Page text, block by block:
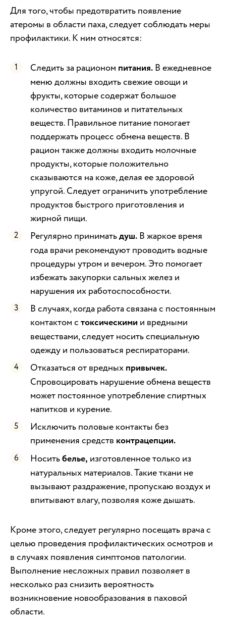
Для того, чтобы предотвратить появление
атеромы в области паха, следует соблюдать меры
профилактики. К ним относятся:
Следить за рационом питания. В ежедневное
меню должны входить свежие овощи и
фрукты, которые содержат большое
количество витаминов и питательных
веществ. Правильное питание помогает
поддержать процесс обмена веществ. В
рацион также должны входить молочные
продукты, которые положительно
сказываются на коже, делая ее здоровой
упругой. Следует ограничить употребление
продуктов быстрого приготовления и
жирной пищи.
Регулярно приниматьдуш. В жаркое время
года врачи рекомендуют проводить водные
процедуры утром и вечером. Это помогает
избежать закупорки сальных желез и
нарушения их работоспособности.
В случаях, когда работа связана с постоянным
контактом с токсическими и вредными
веществами, следует носить специальную
одежду и пользоваться респираторами.
Отказаться от вредных привычек.
Спровоцировать нарушение обмена веществ
может постоянное употребление спиртных
напитков и курение.
Исключить половые контакты без
применения средств контрацепции.
Носитьбелье, изготовленное только из
натуральных материалов. Такие ткани не
вызывают раздражение, пропускаю воздух и
впитывают влагу, позволяя коже дышать.
Кроме этого, следует регулярно посещать врача с
целью проведения профилактических осмотров и
в случаях появления симптомов патологии.
Выполнение несложных правил позволяет в
несколько раз снизить вероятность
возникновение новообразования в паховой
области.